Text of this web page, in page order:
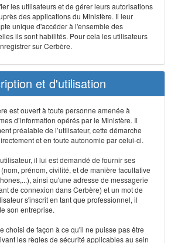
les utilisateurs et de gérer leurs autorisations
des applications du Ministère. Il leur
unique d'accéder à l'ensemble des
ils sont habilités. Pour cela les utilisateurs
sur Cerbère.
et d'utilisation
est ouvert à toute personne amenée à
d’information opérés par le Ministère. Il
préalable de l’utilisateur, cette démarche
et en toute autonomie par celui-ci.
il lui est demandé de fournir ses
prénom, civilité, et de manière facultative
ainsi qu'une adresse de messagerie
de connexion dans Cerbère) et un mot de
s'inscrit en tant que professionnel, il
son entreprise.
choisi de façon à ce qu'il ne puisse pas être
les règles de sécurité applicables au sein